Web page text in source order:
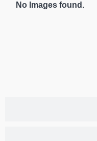
No Images found.